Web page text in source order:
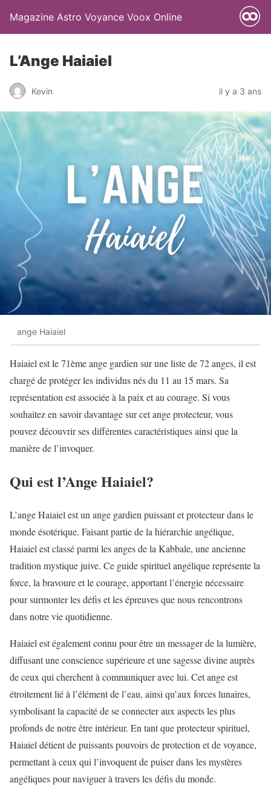
Magazine Astro Voyance Voox Online
L’Ange Haiaiel
Kevin il y a 3 ans
ange Haiaiel
Haiaiel est le 71ème ange gardien sur une liste de 72 anges, il est
chargé de protéger les individus nés du 11 au 15 mars. Sa
représentation est associée à la paix et au courage. Si vous
souhaitez en savoir davantage sur cet ange protecteur, vous
pouvez découvrir ses différentes caractéristiques ainsi que la
manière de l’invoquer.
Qui est l’Ange Haiaiel?
L’ange Haiaiel est un ange gardien puissant et protecteur dans le
monde ésotérique. Faisant partie de la hiérarchie angélique,
Haiaiel est classé parmi les anges de la Kabbale, une ancienne
tradition mystique juive. Ce guide spirituel angélique représente la
force, la bravoure et le courage, apportant l’énergie nécessaire
pour surmonter les défis et les épreuves que nous rencontrons
dans notre vie quotidienne.
Haiaiel est également connu pour être un messager de la lumière,
diffusant une conscience supérieure et une sagesse divine auprès
de ceux qui cherchent à communiquer avec lui. Cet ange est
étroitement lié à l’élément de l’eau, ainsi qu’aux forces lunaires,
symbolisant la capacité de se connecter aux aspects les plus
profonds de notre être intérieur. En tant que protecteur spirituel,
Haiaiel détient de puissants pouvoirs de protection et de voyance,
permettant à ceux qui l’invoquent de puiser dans les mystères
angéliques pour naviguer à travers les défis du monde.